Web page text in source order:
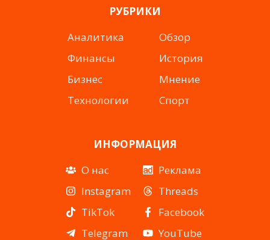
РУБРИКИ
Аналитика
Финансы
Бизнес
Технологии
Обзор
История
Мнение
Спорт
ИНФОРМАЦИЯ
О нас
Instagram
TikTok
Telegram
Реклама
Threads
Facebook
YouTube